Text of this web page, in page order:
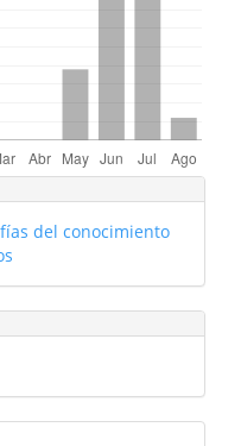
del conocimiento